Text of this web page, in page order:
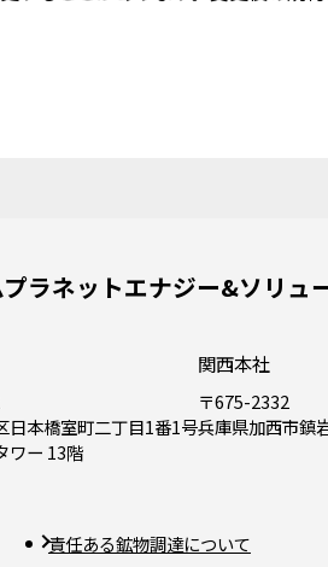
ラネットエナジー&ソリュ
日本橋室町二丁目1番1号
ワー 13階
関西本社
〒675-2332
兵庫県加西市鎮
責任ある鉱物調達について